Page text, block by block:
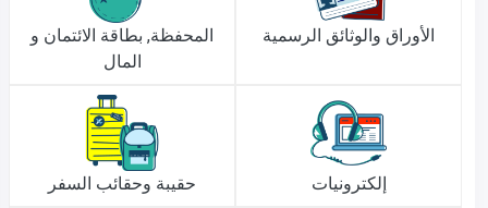
المحفظة, بطاقة الائتمان و
المال
الأوراق والوثائق الرسمية
حقيبة وحقائب السفر إلكترونيات